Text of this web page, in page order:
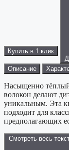
Купить в 1 клик
Описание
Насыщенно
волокон делают
уникальным. Эта
подходит для
предполагающих
Смотреть весь